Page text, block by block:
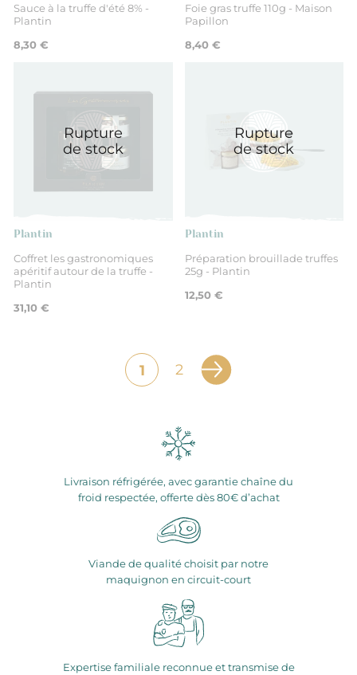
Sauce à la truffe d'été 8% -
Plantin
8,30 €
Foie gras truffe 110g - Maison
Papillon
8,40 €
Rupture
de stock
Plantin
Coffret les gastronomiques
apéritif autour de la truffe -
Plantin
31,10 €
Rupture
de stock
Plantin
Préparation brouillade truffes
25g - Plantin
12,50 €
1 2
Livraison réfrigérée, avec garantie chaîne du
froid respectée, offerte dès 80€ d’achat
Viande de qualité choisit par notre
maquignon en circuit-court
Expertise familiale reconnue et transmise de